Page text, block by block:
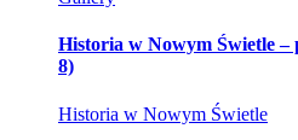
Historia w Nowym Świetle
8)
Historia w Nowym Świetle